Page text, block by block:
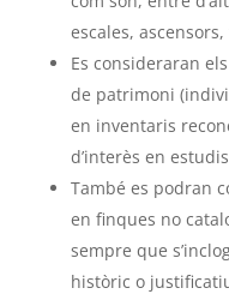
escales,
Es consideraran
de patrimoni
en inventaris
d’interès en
També es podran
en finques no
sempre que
històric o